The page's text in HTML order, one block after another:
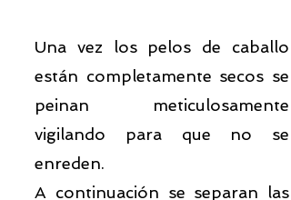
Una vez los pelos de caballo
están completamente secos se
peinan meticulosamente
vigilando para que no se
enreden.
A continuación se separan las